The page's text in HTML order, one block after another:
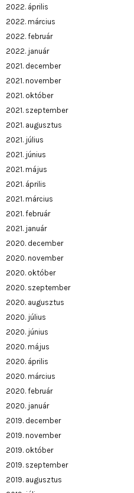
2022. április
2022. március
2022. február
2022. január
2021. december
2021. november
2021. október
2021. szeptember
2021. augusztus
2021. július
2021. június
2021. május
2021. április
2021. március
2021. február
2021. január
2020. december
2020. november
2020. október
2020. szeptember
2020. augusztus
2020. július
2020. június
2020. május
2020. április
2020. március
2020. február
2020. január
2019. december
2019. november
2019. október
2019. szeptember
2019. augusztus